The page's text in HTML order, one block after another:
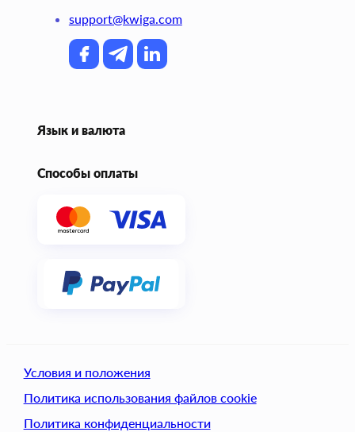
support@kwiga.com
Язык и валюта
Способы оплаты
Условия и положения
Политика использования файлов cookie
Политика конфиденциальности